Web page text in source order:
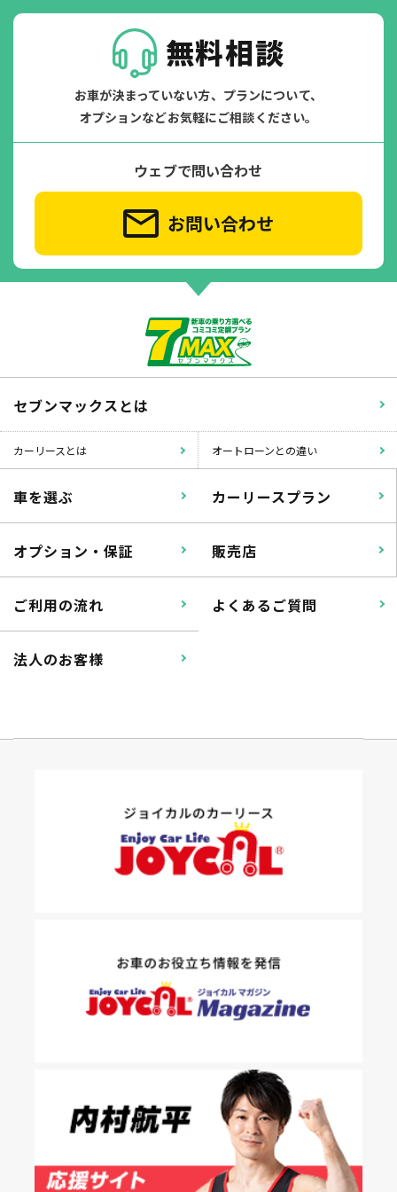
無料相談
お車が決まっていない方、プランについて、
オプションなどお気軽にご相談ください。
ウェブで問い合わせ
お問い合わせ
セブンマックスとは
カーリースとは オートローンとの違い
車を選ぶ カーリースプラン
オプション・保証 販売店
ご利用の流れ よくあるご質問
法人のお客様